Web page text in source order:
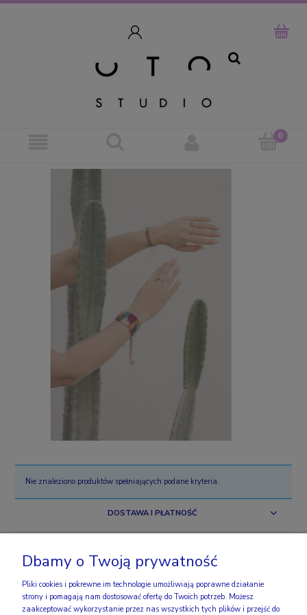
Nie znaleziono produktów spełniających podane kryteria.
DOSTAWA I PŁATNOŚĆ
OBSERWUJ NAS
INFO
Dbamy o Twoją prywatność
Pliki cookies i pokrewne im technologie umożliwiają poprawne działanie
strony i pomagają nam dostosować ofertę do Twoich potrzeb. Możesz
zaakceptować wykorzystanie przez nas wszystkich tych plików i przejść do